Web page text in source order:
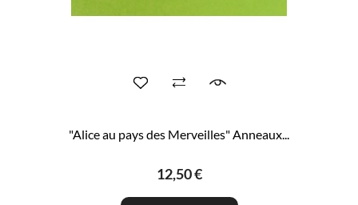
"Alice au pays des Merveilles" Anneaux...
12,50 €